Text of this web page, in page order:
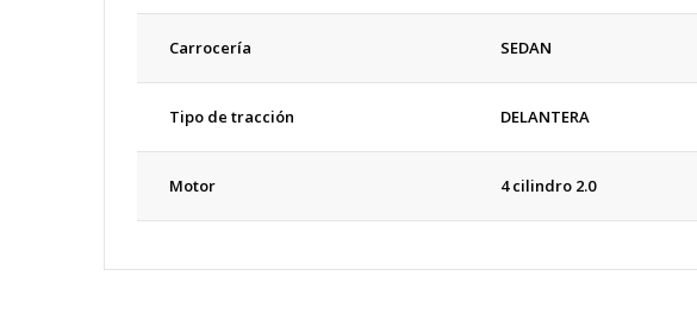
Carrocería SEDAN
Tipo de tracción DELANTERA
Motor 4 cilindro 2.0